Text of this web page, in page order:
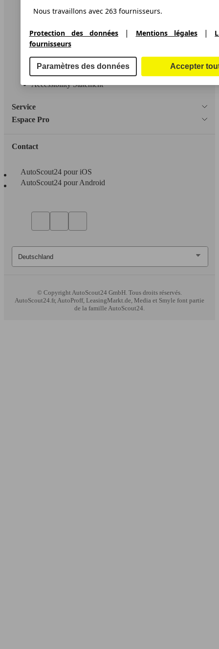
Conditions d'utilisation
Protection des données
Accessibility Statement
Service
Espace Pro
Contact
AutoScout24 pour iOS
AutoScout24 pour Android
© CopyrightAutoScout24 GmbH. Tous droits réservés.
AutoScout24.fr, AutoProff, LeasingMarkt.de, Media et Smyle font partie
de la famille AutoScout24.
Nous travaillons avec 263 fournisseurs.
Protection des données | Mentions légales|
fournisseurs
Paramètres des données Accepter